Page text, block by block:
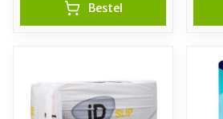
Bestel